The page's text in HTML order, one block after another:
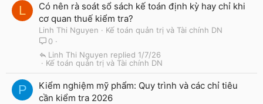
L
Có nên rà soát sổ sách kế toán định kỳ hay chỉ khi
cơ quan thuế kiểm tra?
Linh Thi Nguyen
Kế toán quản trị và Tài chính DN
0
Kế toán quản trị và Tài chính DN
1/7/26
Linh Thi Nguyen
P
Kiểm nghiệm mỹ phẩm: Quy trình và các chỉ tiêu
cần kiểm tra 2026